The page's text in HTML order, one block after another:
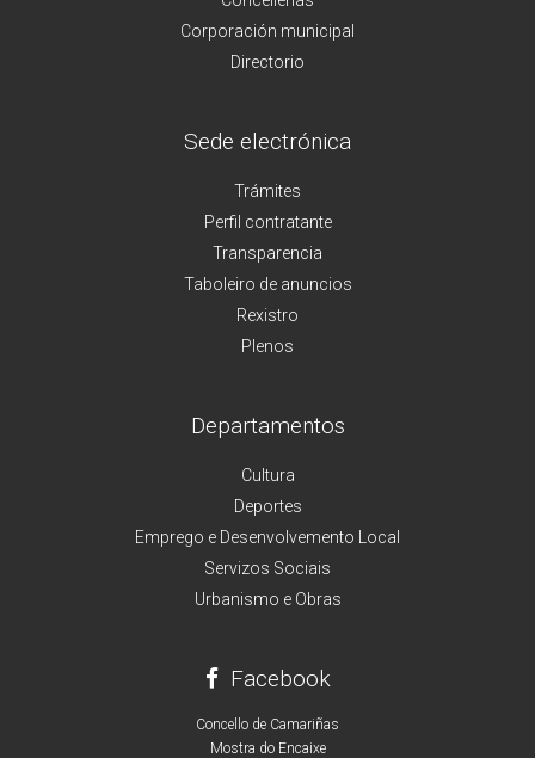
Corporación municipal
Directorio
Sede electrónica
Trámites
Perfil contratante
Transparencia
Taboleiro de anuncios
Rexistro
Plenos
Departamentos
Cultura
Deportes
Emprego e Desenvolvemento Local
Servizos Sociais
Urbanismo e Obras
Facebook
Concello de Camariñas
Mostra do Encaixe